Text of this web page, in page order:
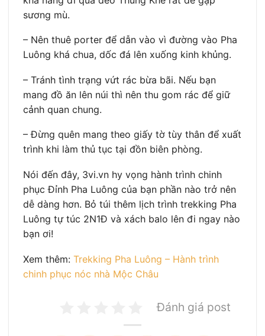
sương mù.
– Nên thuê porter để dẫn vào vì đường vào Pha
Luông khá chua, dốc đá lên xuống kinh khủng.
– Tránh tình trạng vứt rác bừa bãi. Nếu bạn
mang đồ ăn lên núi thì nên thu gom rác để giữ
cảnh quan chung.
– Đừng quên mang theo giấy tờ tùy thân để xuất
trình khi làm thủ tục tại đồn biên phòng.
Nói đến đây, 3vi.vn hy vọng hành trình chinh
phục Đỉnh Pha Luông của bạn phần nào trở nên
dễ dàng hơn. Bỏ túi thêm lịch trình trekking Pha
Luông tự túc 2N1Đ và xách balo lên đi ngay nào
bạn ơi!
Xem thêm: Trekking Pha Luông – Hành trình
chinh phục nóc nhà Mộc Châu
Đánh giá post